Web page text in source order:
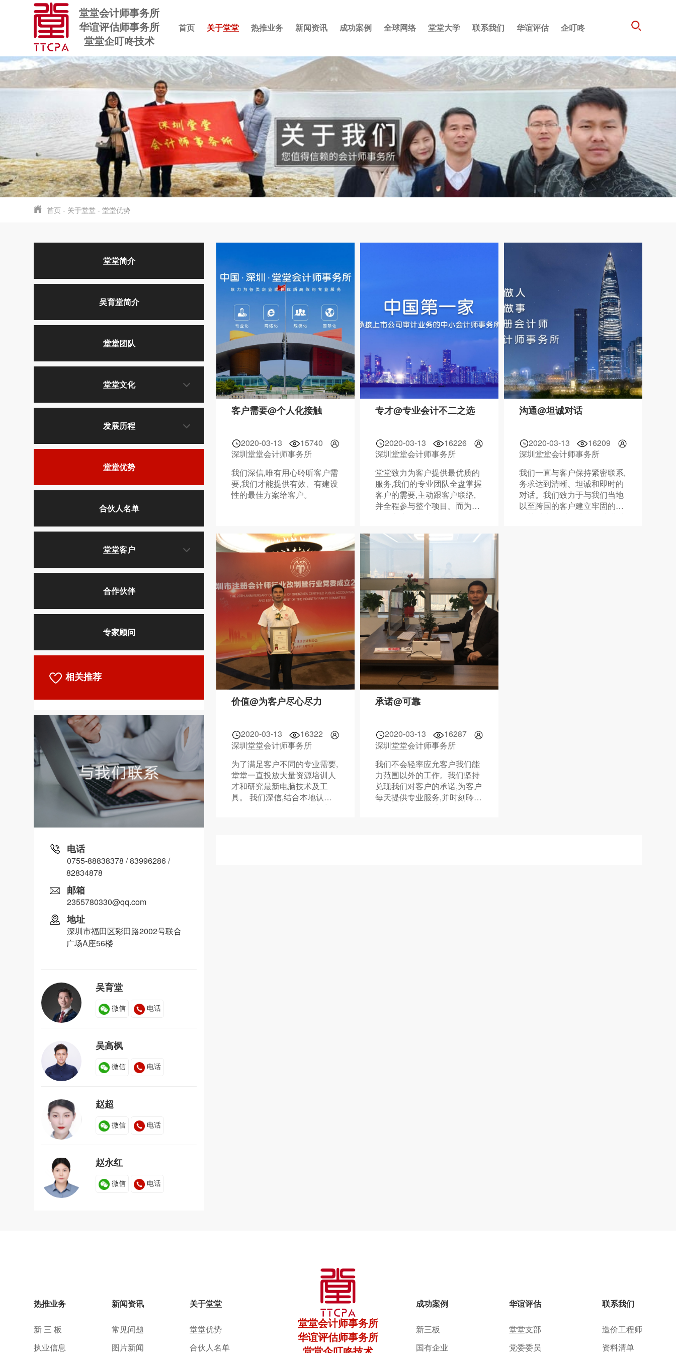
堂堂会计师事务所
华谊评估师事务所
堂堂企叮咚技术
首页 关于堂堂 热推业务 新闻资讯 成功案例 全球网络 堂堂大学 联系我们 华谊评估 企叮咚
首页 - 关于堂堂 -堂堂优势
客户需要@个人化接触
2020-03-13
15740
深圳堂堂会计师事务所
我们深信,唯有用心聆听客户需
要,我们才能提供有效、有建设
性的最佳方案给客户。
专才@专业会计不二之选
2020-03-13
16226
深圳堂堂会计师事务所
堂堂致力为客户提供最优质的
服务,我们的专业团队全盘掌握
客户的需要,主动跟客户联络,
并全程参与整个项目。而为了
回馈客户一直对我们的信任,我
专才对坚守专业操守及专业准
则的最高水平的追求。
沟通@坦诚对话
2020-03-13
16209
深圳堂堂会计师事务所
我们一直与客户保持紧密联系,
务求达到清晰、坦诚和即时的
对话。我们致力于与我们当地
以至跨国的客户建立牢固的合
作关系,并坦诚提出我们专业建
价值@为客户尽心尽力
2020-03-13
16322
深圳堂堂会计师事务所
为了满足客户不同的专业需要,
堂堂一直投放大量资源培训人
才和研究最新电脑技术及工
具。 我们深信,结合本地认识
及国际视野,我们定能为客户于
承诺@可靠
2020-03-13
16287
深圳堂堂会计师事务所
我们不会轻率应允客户我们能
力范围以外的工作。我们坚持
兑现我们对客户的承诺,为客户
每天提供专业服务,并时刻聆听
堂堂简介
吴育堂简介
堂堂团队
堂堂文化
发展历程
堂堂优势
合伙人名单
堂堂客户
合作伙伴
专家顾问
相关推荐
电话
0755-88838378 / 83996286 /
82834878
邮箱
2355780330@qq.com
地址
深圳市福田区彩田路2002号联合
广场A座56楼
吴育堂
微信 电话
吴高枫
微信 电话
赵超
微信 电话
赵永红
微信 电话
堂堂会计师事务所
华谊评估师事务所
热推业务
新 三 板
执业信息
新闻资讯
常见问题
图片新闻
关于堂堂
堂堂优势
合伙人名单
联系我们
造价工程师
资料清单
华谊评估
堂堂支部
党委委员
成功案例
新三板
国有企业